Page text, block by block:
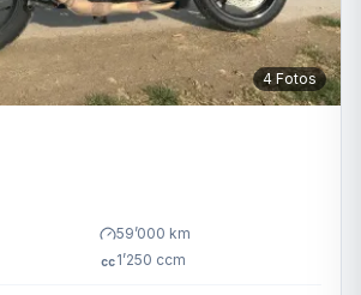
4 Fotos
59’000 km
cc1’250 ccm